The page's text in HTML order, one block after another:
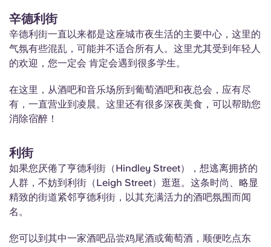
辛德利街
辛德利街一直以来都是这座城市夜生活的主要中心，这里的
气氛有些混乱，可能并不适合所有人。这里尤其受到年轻人
的欢迎，您一定会 肯定会遇到 很多学生。
在这里，从酒吧和音乐场所到葡萄酒吧和夜总会，应有尽
有，一直营业到凌晨。这里还有很多深夜美食，可以帮助您
消除宿醉！
利街
如果您厌倦了亨德利街（Hindley Street），想逃离拥挤的
人群，不妨到利街（Leigh Street）逛逛。这条时尚、略显
精致的街道紧邻亨德利街，以其充满活力的酒吧氛围而闻
名。
您可以到其中一家酒吧品尝鸡尾酒或葡萄酒，顺便吃点东